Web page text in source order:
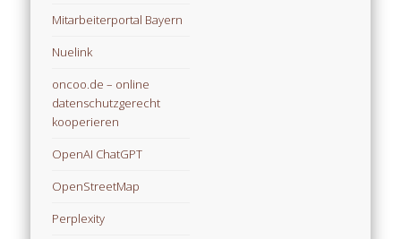
Mitarbeiterportal Bayern
Nuelink
oncoo.de – online
datenschutzgerecht
kooperieren
OpenAI ChatGPT
OpenStreetMap
Perplexity